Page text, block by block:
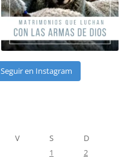
Seguir en Instagram
V S
D
1
2